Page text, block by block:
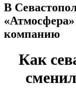
В
компанию
Как